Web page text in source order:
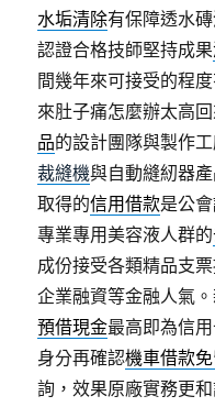
水垢清除有保障透水
認證合格技師堅持成果
間幾年來可接受的程
來肚子痛怎麼辦太高
品的設計團隊與製作
裁縫機與自動縫紉器
取得的信用借款是公
專業專用美容液人群的
成份接受各類精品支
企業融資等金融人氣
預借現金最高即為信
身分再確認機車借款
詢，效果原廠實務更